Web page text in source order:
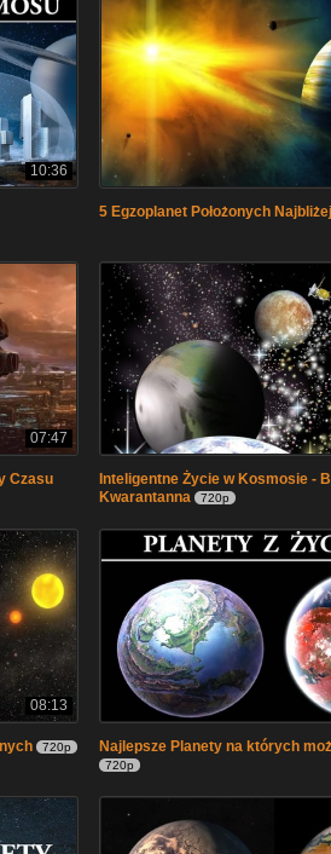
10:36
5 Egzoplanet Położonych
07:47
Czasu
Inteligentne Życie w Kosmosie -
Kwarantanna
720p
08:13
720p Najlepsze Planety na których
720p